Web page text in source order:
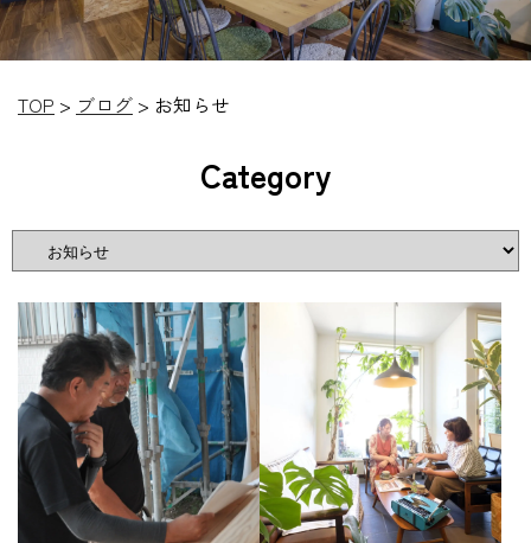
TOP > ブログ > お知らせ
Category